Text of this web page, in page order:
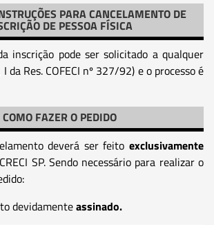
PARA CANCELAMENTO DE
DE PESSOA FÍSICA
inscrição pode ser solicitado a qualquer
da Res. COFECI nº 327/92) e o processo é
COMO FAZER O PEDIDO
deverá ser feito exclusivamente
SP. Sendo necessário para realizar o
devidamenteassinado.